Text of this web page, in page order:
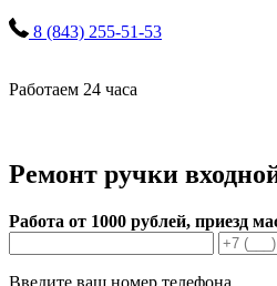
8 (843) 255-51-53
Работаем 24 часа
Ремонт ручки
Работа от 1000 рублей, приезд
Введите ваш номер телефона